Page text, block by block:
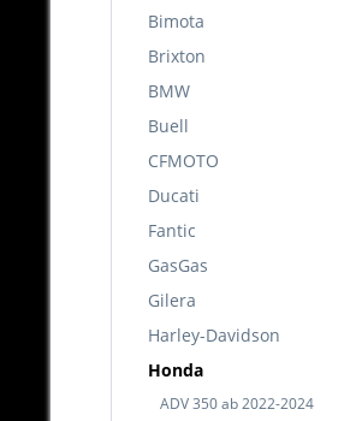
Bimota
Brixton
BMW
Buell
CFMOTO
Ducati
Fantic
GasGas
Gilera
Harley-Davidson
Honda
ADV 350 ab 2022-2024